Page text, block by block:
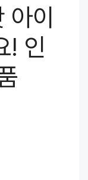
이
! 인